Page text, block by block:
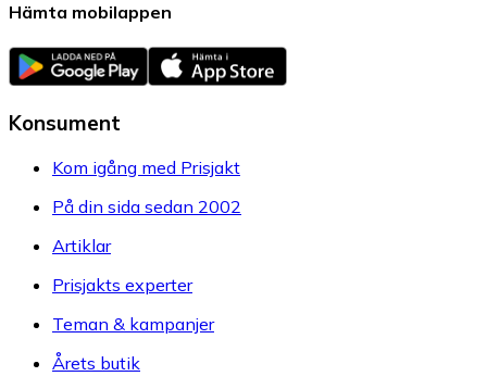
Hämta mobilappen
Konsument
Kom igång med Prisjakt
På din sida sedan 2002
Artiklar
Prisjakts experter
Teman & kampanjer
Årets butik